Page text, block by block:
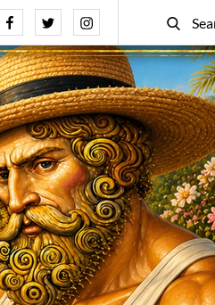
FacebookTwitterInstagram
Search
for:
Search